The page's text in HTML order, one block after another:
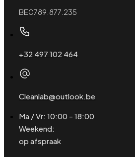
BE0789.877.235
+32 497 102 464
Cleanlab@outlook.be
Ma / Vr: 10:00 - 18:00
Weekend:
op afspraak